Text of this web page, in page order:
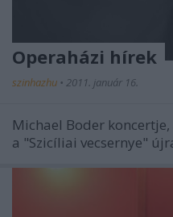
Operaházi hírek
szinhazhu • 2011. január 16.
Michael Boder
a "Szicíliai vecsernye"